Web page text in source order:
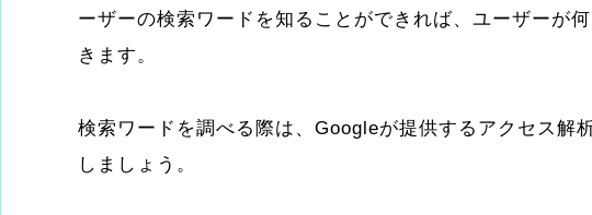
ーザーの検索ワードを知ることができれば、ユーザーが
きます。
検索ワードを調べる際は、Googleが提供するアクセス解
しましょう。